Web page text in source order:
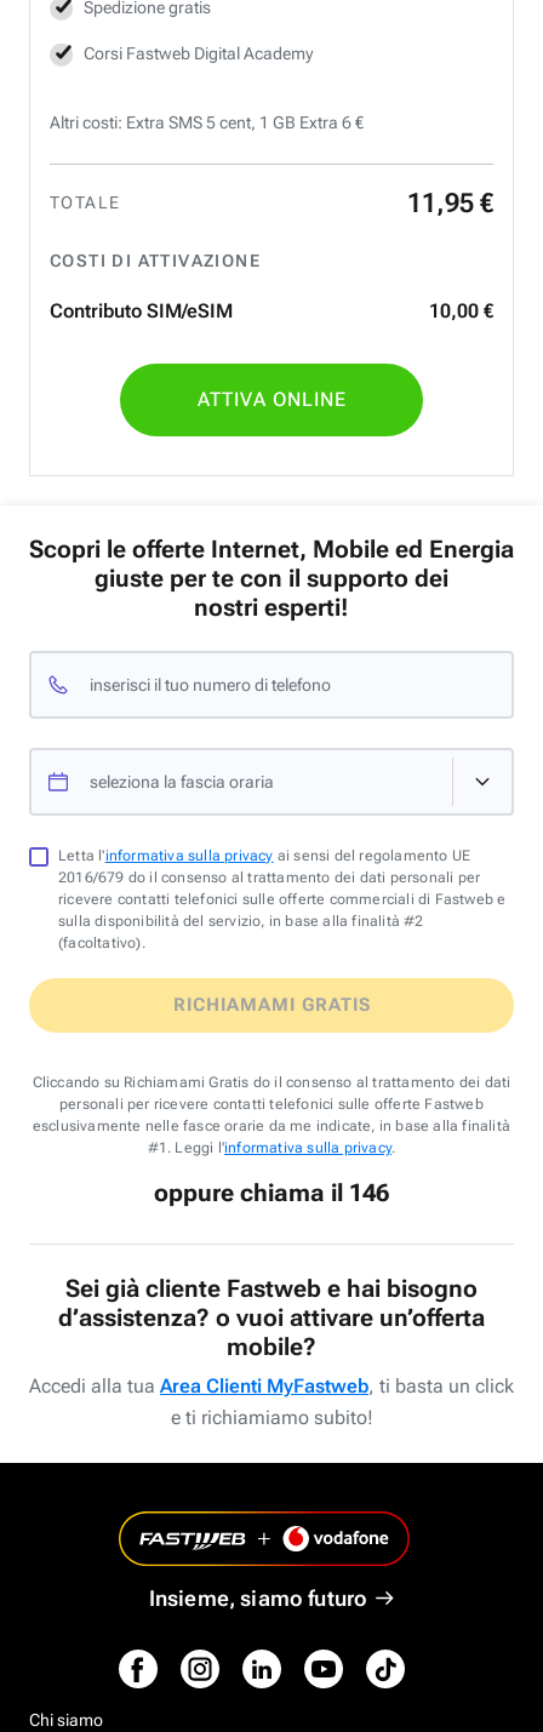
Spedizione gratis
Corsi Fastweb Digital Academy
Altri costi: Extra SMS 5 cent, 1 GB Extra 6 €
TOTALE 11 ,95 €
COSTI DI ATTIVAZIONE
Contributo SIM/eSIM 10,00 €
ATTIVA ONLINE
Scopri le offerte Internet, Mobile ed Energia
giuste per te con il supporto dei
nostri esperti!
inserisci il tuo numero di telefono
seleziona la fascia oraria
Letta l'informativa sulla privacy ai sensi del regolamento UE
2016/679 do il consenso al trattamento dei dati personali per
ricevere contatti telefonici sulle offerte commerciali di Fastweb e
sulla disponibilità del servizio, in base alla finalità #2
(facoltativo).
RICHIAMAMI GRATIS
Cliccando su Richiamami Gratis do il consenso al trattamento dei dati
personali per ricevere contatti telefonici sulle offerte Fastweb
esclusivamente nelle fasce orarie da me indicate, in base alla finalità
#1. Leggi l'informativa sulla privacy.
oppure chiama il 146
Sei già cliente Fastweb e hai bisogno
d’assistenza? o vuoi attivare un’offerta
mobile?
Accedi alla tua Area Clienti MyFastweb, ti basta un click
e ti richiamiamo subito!
Insieme, siamo futuro
Chi siamo